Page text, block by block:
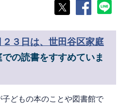
２３日は、世田谷区家庭
での読書をすすめていま
どもの本のことや図書館で